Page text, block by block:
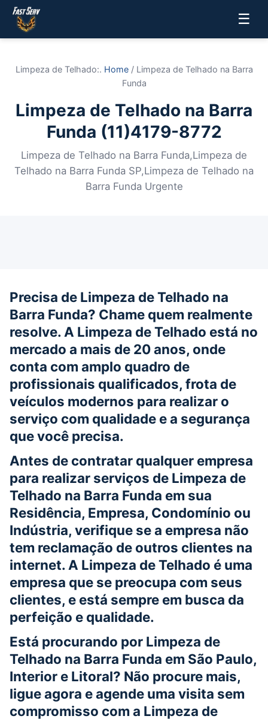
☰
Limpeza de Telhado:. Home/ Limpeza de Telhado na Barra
Funda
Limpeza de Telhado na Barra
Funda (11)4179-8772
Limpeza de Telhado na Barra Funda,Limpeza de
Telhado na Barra Funda SP,Limpeza de Telhado na
Barra Funda Urgente
Precisa de Limpeza de Telhado na
Barra Funda? Chame quem realmente
resolve. A Limpeza de Telhado está no
mercado a mais de 20 anos, onde
conta com amplo quadro de
profissionais qualificados, frota de
veículos modernos para realizar o
serviço com qualidade e a segurança
que você precisa.
Antes de contratar qualquer empresa
para realizar serviços de Limpeza de
Telhado na Barra Funda em sua
Residência, Empresa, Condomínio ou
Indústria, verifique se a empresa não
tem reclamação de outros clientes na
internet. A Limpeza de Telhado é uma
empresa que se preocupa com seus
clientes, e está sempre em busca da
perfeição e qualidade.
Está procurando por Limpeza de
Telhado na Barra Funda em São Paulo,
Interior e Litoral? Não procure mais,
ligue agora e agende uma visita sem
compromisso com a Limpeza de